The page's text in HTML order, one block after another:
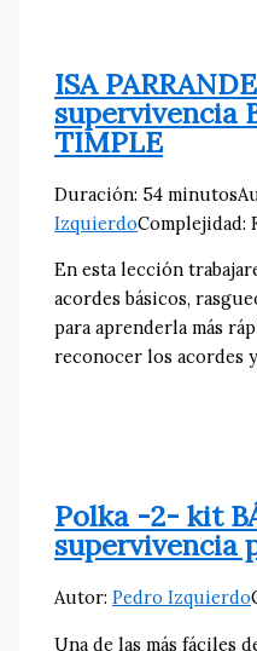
ISA
supervivencia
TIMPLE
Duración: 54 minutos
IzquierdoComplejidad:
En esta lección
acordes básicos,
para aprenderla más
reconocer los acordes y
Polka -2- kit
supervivencia
Autor:Pedro Izquierdo
Una de las más fáciles